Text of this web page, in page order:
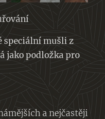
speciální mušli z
jako podložka pro
a nejčastěji